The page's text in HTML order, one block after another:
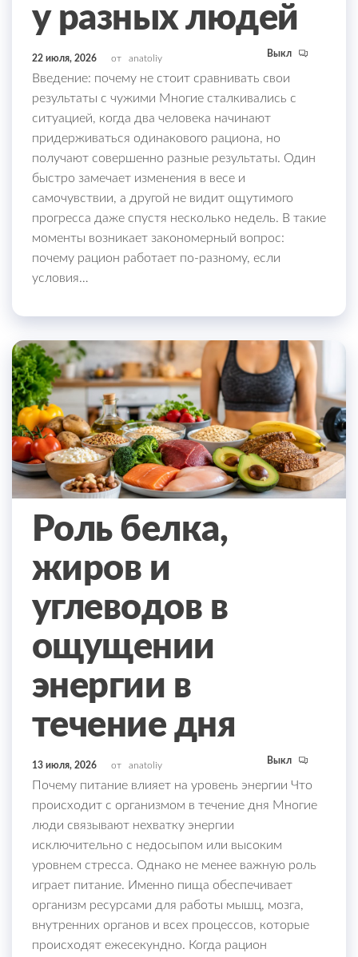
у разных людей
22 июля, 2026 от anatoliy Выкл
Введение: почему не стоит сравнивать свои
результаты с чужими Многие сталкивались с
ситуацией, когда два человека начинают
придерживаться одинакового рациона, но
получают совершенно разные результаты. Один
быстро замечает изменения в весе и
самочувствии, а другой не видит ощутимого
прогресса даже спустя несколько недель. В такие
моменты возникает закономерный вопрос:
почему рацион работает по-разному, если
условия…
Роль белка,
жиров и
углеводов в
ощущении
энергии в
течение дня
13 июля, 2026 от anatoliy Выкл
Почему питание влияет на уровень энергии Что
происходит с организмом в течение дня Многие
люди связывают нехватку энергии
исключительно с недосыпом или высоким
уровнем стресса. Однако не менее важную роль
играет питание. Именно пища обеспечивает
организм ресурсами для работы мышц, мозга,
внутренних органов и всех процессов, которые
происходят ежесекундно. Когда рацион